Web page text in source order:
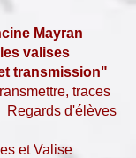
Mayran
valises
transmission"
traces
d'élèves
et Valise